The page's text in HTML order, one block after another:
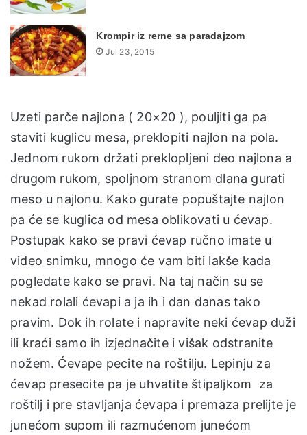
Krompir iz rerne sa paradajzom
Jul 23, 2015
Uzeti parče najlona ( 20×20 ), pouljiti ga pa
staviti kuglicu mesa, preklopiti najlon na pola.
Jednom rukom držati preklopljeni deo najlona a
drugom rukom, spoljnom stranom dlana gurati
meso u najlonu. Kako gurate popuštajte najlon
pa će se kuglica od mesa oblikovati u ćevap.
Postupak kako se pravi ćevap ručno imate u
video snimku, mnogo će vam biti lakše kada
pogledate kako se pravi. Na taj način su se
nekad rolali ćevapi a ja ih i dan danas tako
pravim. Dok ih rolate i napravite neki ćevap duži
ili kraći samo ih izjednačite i višak odstranite
nožem. Ćevape pecite na roštilju. Lepinju za
ćevap presecite pa je uhvatite štipaljkom za
roštilj i pre stavljanja ćevapa i premaza prelijte je
junećom supom ili razmućenom junećom